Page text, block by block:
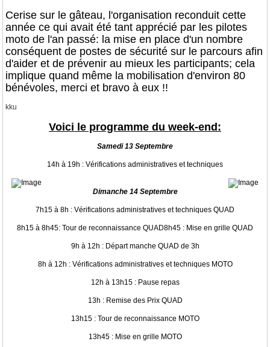
Cerise sur le gâteau, l'organisation reconduit cette
année ce qui avait été tant apprécié par les pilotes
moto de l'an passé: la mise en place d'un nombre
conséquent de postes de sécurité sur le parcours afin
d'aider et de prévenir au mieux les participants; cela
implique quand même la mobilisation d'environ 80
bénévoles, merci et bravo à eux !!
kku
Voici le programme du week-end:
Samedi 13 Septembre
14h à 19h : Vérifications administratives et techniques
Dimanche 14 Septembre
7h15 à 8h : Vérifications administratives et techniques QUAD
8h15 à 8h45: Tour de reconnaissance QUAD8h45 : Mise en grille QUAD
9h à 12h : Départ manche QUAD de 3h
8h à 12h : Vérifications administratives et techniques MOTO
12h à 13h15 : Pause repas
13h : Remise des Prix QUAD
13h15 : Tour de reconnaissance MOTO
13h45 : Mise en grille MOTO